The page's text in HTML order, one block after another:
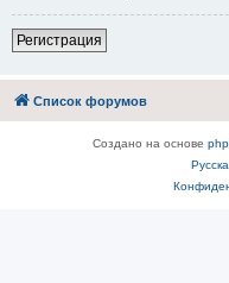
Регистрация
Список форумов
Создано на основе